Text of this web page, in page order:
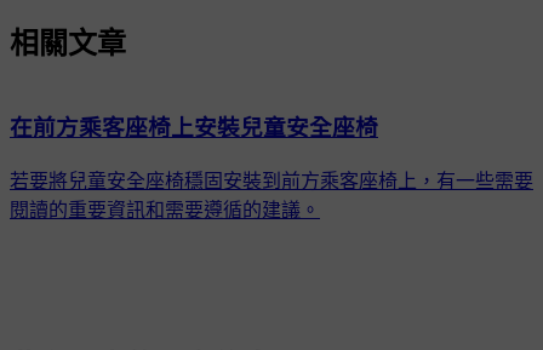
相關文章
在前方乘客座椅上安裝兒童安全座椅
若要將兒童安全座椅穩固安裝到前方乘客座椅上，有一些需要
閱讀的重要資訊和需要遵循的建議。